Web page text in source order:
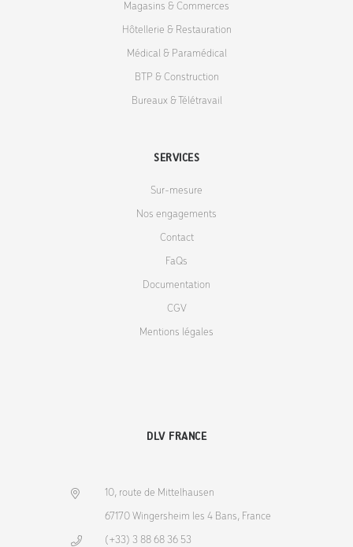
Magasins & Commerces
Hôtellerie & Restauration
Médical & Paramédical
BTP & Construction
Bureaux & Télétravail
SERVICES
Sur-mesure
Nos engagements
Contact
FaQs
Documentation
CGV
Mentions légales
DLV FRANCE
10, route de Mittelhausen
67170 Wingersheim les 4 Bans, France
(+33) 3 88 68 36 53